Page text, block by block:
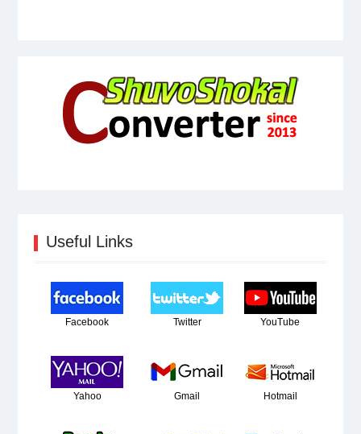
Useful Links
Facebook Twitter YouTube
Yahoo Gmail Hotmail